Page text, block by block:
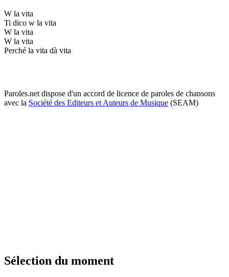
W la vita
Ti dico w la vita
W la vita
W la vita
Perché la vita dà vita
Paroles.net dispose d'un accord de licence de paroles de chansons
avec la Société des Editeurs et Auteurs de Musique (SEAM)
Sélection du moment